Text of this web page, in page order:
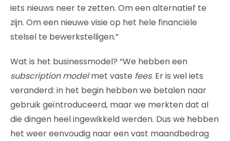
iets nieuws neer te zetten. Om een alternatief te
zijn. Om een nieuwe visie op het hele financiële
stelsel te bewerkstelligen.”
Wat is het businessmodel? “We hebben een
subscription modelmet vaste fees. Er is wel iets
veranderd: in het begin hebben we betalen naar
gebruik geïntroduceerd, maar we merkten dat al
die dingen heel ingewikkeld werden. Dus we hebben
het weer eenvoudig naar een vast maandbedrag